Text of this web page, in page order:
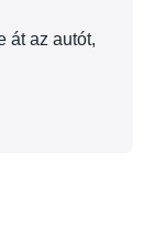
át az autót,